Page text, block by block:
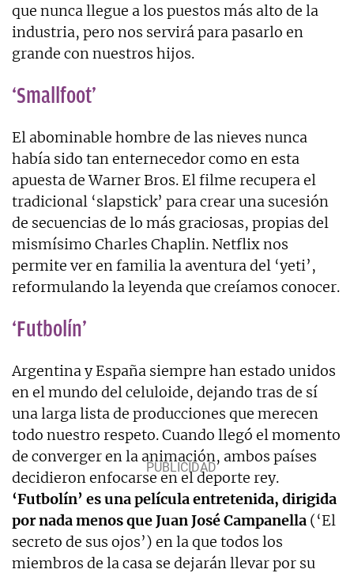
que nunca llegue a los puestos más alto de la
industria, pero nos servirá para pasarlo en
grande con nuestros hijos.
‘Smallfoot’
El abominable hombre de las nieves nunca
había sido tan enternecedor como en esta
apuesta de Warner Bros. El filme recupera el
tradicional ‘slapstick’ para crear una sucesión
de secuencias de lo más graciosas, propias del
mismísimo Charles Chaplin. Netflix nos
permite ver en familia la aventura del ‘yeti’,
reformulando la leyenda que creíamos conocer.
‘Futbolín’
Argentina y España siempre han estado unidos
en el mundo del celuloide, dejando tras de sí
una larga lista de producciones que merecen
todo nuestro respeto. Cuando llegó el momento
de converger en la animación, ambos países
decidieron enfocarse en el deporte rey.
‘Futbolín’ es una película entretenida, dirigida
por nada menos que Juan José Campanella (‘El
secreto de sus ojos’) en la que todos los
miembros de la casa se dejarán llevar por su